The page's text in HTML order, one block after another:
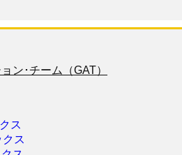
ン･チーム（GAT）
ス
ス